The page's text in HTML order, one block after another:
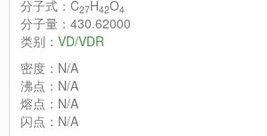
分子式：C27H42O4
分子量：430.62000
类别： VD/VDR
密度：N/A
沸点：N/A
熔点：N/A
闪点：N/A